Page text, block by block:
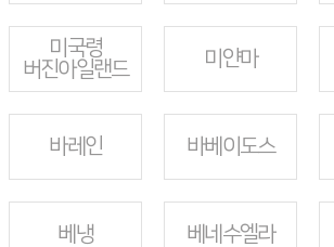
미국령
버진아일랜드
미얀마
바레인 바베이도스
베냉 베네수엘라